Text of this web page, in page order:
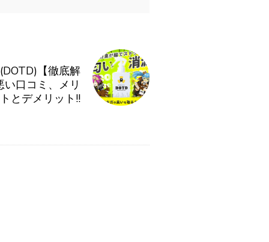
【徹底解
口コミ、メリ
とデメリット!!